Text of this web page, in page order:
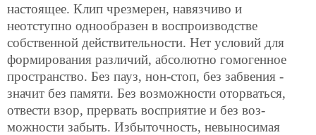
настоящее. Клип чрезмерен, навязчиво и
неотступно однообразен в воспроизводстве
собственной действительности. Нет условий для
формирования различий, абсолютно гомогенное
пространство. Без пауз, нон-стоп, без забвения -
значит без памяти. Без возможности оторваться,
отвести взор, прервать восприятие и без воз-
можности забыть. Избыточность, невыносимая